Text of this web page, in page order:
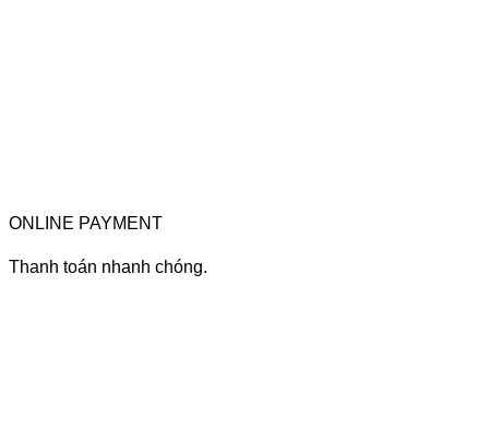
ONLINE PAYMENT
Thanh toán nhanh chóng.